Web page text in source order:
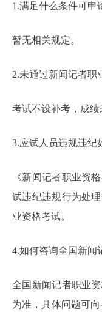
1.满足什么条件可申
暂无相关规定。
2.未通过新闻记者职
考试不设补考，成绩
3.应试人员违规违纪
《新闻记者职业资
试违纪违规行为处
业资格考试。
4.如何咨询全国新闻
全国新闻记者职业
为准，具体问题可